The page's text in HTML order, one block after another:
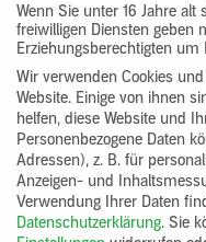
785,77 €
Gruppenprodukt
Wenn Sie unter 16 Jahre
freiwilligen Diensten geben
Erziehungsberechtigten um
Wir verwenden Cookies
Website. Einige von ihnen
helfen, diese Website und
Personenbezogene Daten
Adressen), z. B. für
Anzeigen- und
Verwendung Ihrer Daten
Datenschutzerklärung. Sie